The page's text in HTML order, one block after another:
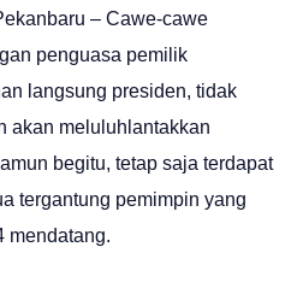
– Cawe-cawe
penguasa pemilik
langsung presiden, tidak
akan meluluhlantakkan
begitu, tetap saja terdapat
tergantung pemimpin yang
mendatang.